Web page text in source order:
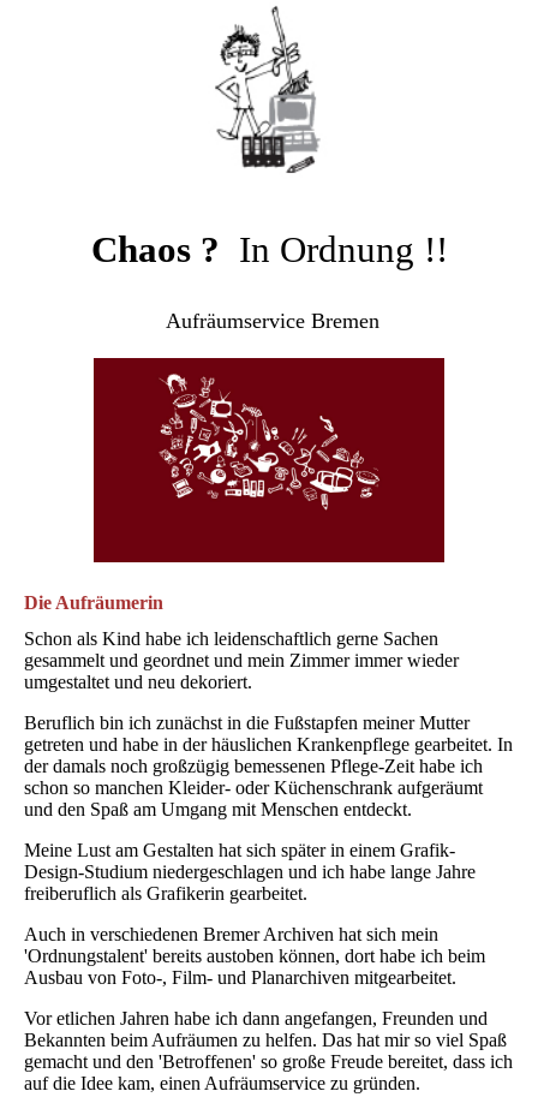
Chaos ? In Ordnung !!
Aufräumservice Bremen
Die Aufräumerin
Schon als Kind habe ich leidenschaftlich gerne Sachen
gesammelt und geordnet und mein Zimmer immer wieder
umgestaltet und neu dekoriert.
Beruflich bin ich zunächst in die Fußstapfen meiner Mutter
getreten und habe in der häuslichen Krankenpflege gearbeitet. In
der damals noch großzügig bemessenen Pflege-Zeit habe ich
schon so manchen Kleider- oder Küchenschrank aufgeräumt
und den Spaß am Umgang mit Menschen entdeckt.
Meine Lust am Gestalten hat sich später in einem Grafik-
Design-Studium niedergeschlagen und ich habe lange Jahre
freiberuflich als Grafikerin gearbeitet.
Auch in verschiedenen Bremer Archiven hat sich mein
'Ordnungstalent' bereits austoben können, dort habe ich beim
Ausbau von Foto-, Film- und Planarchiven mitgearbeitet.
Vor etlichen Jahren habe ich dann angefangen, Freunden und
Bekannten beim Aufräumen zu helfen. Das hat mir so viel Spaß
gemacht und den 'Betroffenen' so große Freude bereitet, dass ich
auf die Idee kam, einen Aufräumservice zu gründen.